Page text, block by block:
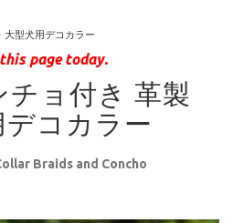
大型犬用デコカラー
page today.
チョ付き 革製
コカラー
Braids and Concho